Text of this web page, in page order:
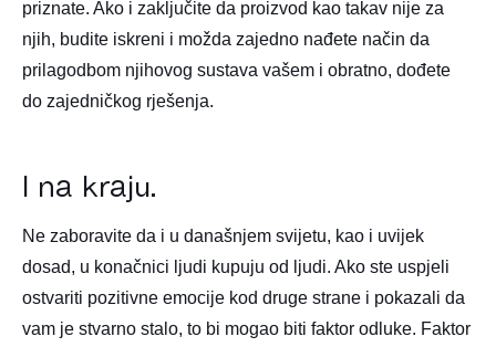
priznate. Ako i zaključite da proizvod kao takav nije za
njih, budite iskreni i možda zajedno nađete način da
prilagodbom njihovog sustava vašem i obratno, dođete
do zajedničkog rješenja.
I na kraju…
Ne zaboravite da i u današnjem svijetu, kao i uvijek
dosad, u konačnici ljudi kupuju od ljudi. Ako ste uspjeli
ostvariti pozitivne emocije kod druge strane i pokazali da
vam je stvarno stalo, to bi mogao biti faktor odluke. Faktor